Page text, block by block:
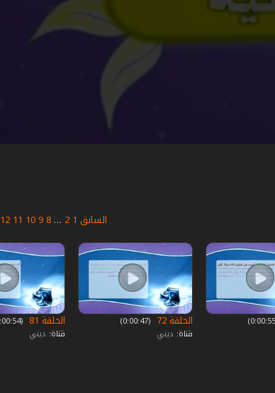
السابق 1
2
…
8
9
10
11
12
الحلقة 72
‏ (0:00:47)
قناة: ديني
الحلقة 81
‏ (0:00:54)
قناة: ديني